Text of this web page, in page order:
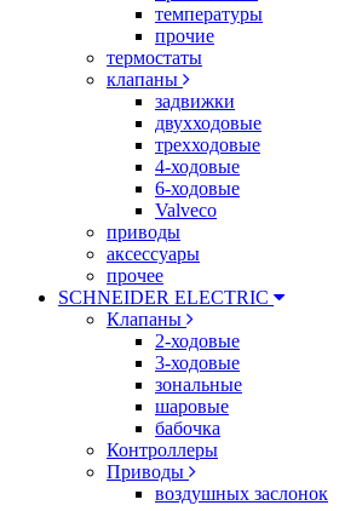
температуры
прочие
термостаты
клапаны
задвижки
двухходовые
трехходовые
4-ходовые
6-ходовые
Valveco
приводы
аксессуары
прочее
SCHNEIDER ELECTRIC
Клапаны
2-ходовые
3-ходовые
зональные
шаровые
бабочка
Контроллеры
Приводы
воздушных заслонок